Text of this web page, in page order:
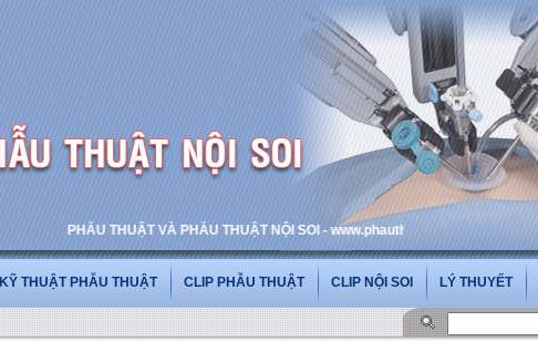
PHẪU THUẬT VÀ PHẪU THUẬT NỘI SOI - www.phauthuatnoisoi.vn
KỸ THUẬT PHẪU THUẬT CLIP PHẪU THUẬT CLIP NỘI SOI LÝ THUYẾT